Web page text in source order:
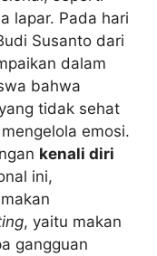
lapar. Pada hari
Susanto dari
dalam
bahwa
tidak sehat
emosi.
kenali diri
ini,
, yaitu makan
gangguan